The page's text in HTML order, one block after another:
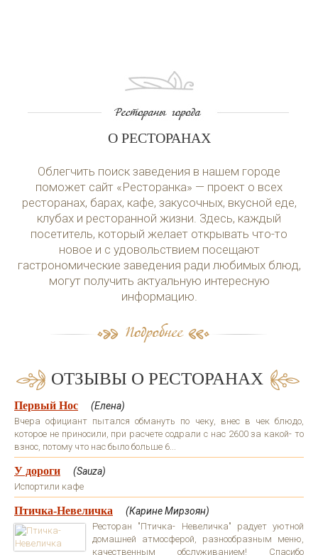
О РЕСТОРАНАХ
Облегчить поиск заведения в нашем городе
поможет сайт «Ресторанка» — проект о всех
ресторанах, барах, кафе, закусочных, вкусной еде,
клубах и ресторанной жизни. Здесь, каждый
посетитель, который желает открывать что-то
новое и с удовольствием посещают
гастрономические заведения ради любимых блюд,
могут получить актуальную интересную
информацию.
ОТЗЫВЫ О РЕСТОРАНАХ
Первый Нос (Елена)
Вчера официант пытался обмануть по чеку, внес в чек блюдо,
которое не приносили, при расчете содрали с нас 2600 за какой- то
взнос, потому что нас было больше 6...
У дороги (Sauza)
Испортили кафе
Птичка-Невеличка (Карине Мирзоян)
Ресторан "Птичка- Невеличка" радует уютной
домашней атмосферой, разнообразным меню,
качественным обслуживанием! Спасибо